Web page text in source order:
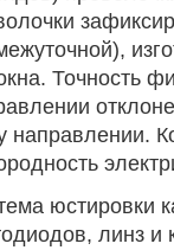
Точность
направлении.
юстировки
линз